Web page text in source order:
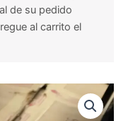
de su pedido
al carrito el